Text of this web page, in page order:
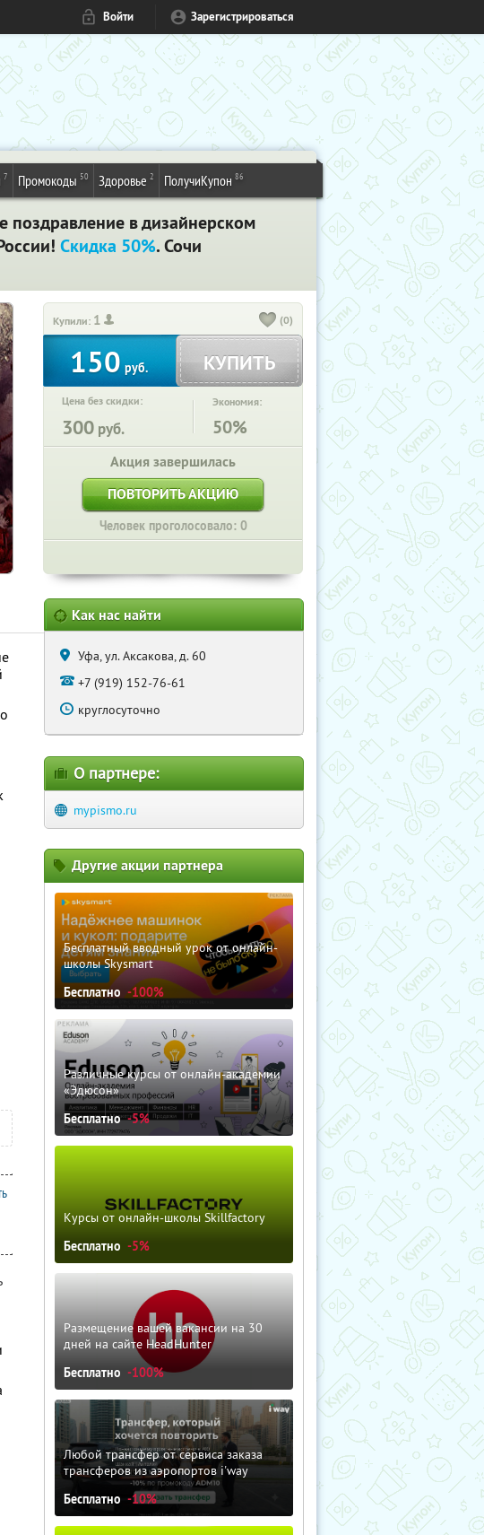
Войти Зарегистрироваться
7 Промокоды 50 Здоровье 2 ПолучиКупон 86
в дизайнерском
Скидка 50%. Сочи
Купили: 1 (0)
150 руб. КУПИТЬ
Цена без скидки:
300 руб.
Экономия:
50%
Акция завершилась
ПОВТОРИТЬ АКЦИЮ
Человек проголосовало: 0
Как нас найти
Уфа, ул. Аксакова, д. 60
+7 (919) 152-76-61
круглосуточно
О партнере:
mypismo.ru
Другие акции партнера
Бесплатный вводный урок от онлайн-
школы Skysmart
Бесплатно -100%
Различные курсы от онлайн-академии
«Эдюсон»
Бесплатно -5%
Курсы от онлайн-школы Skillfactory
Бесплатно -5%
Размещение вашей вакансии на 30
дней на сайте HeadHunter
Бесплатно -100%
Любой трансфер от сервиса заказа
трансферов из аэропортов i'way
Бесплатно -10%